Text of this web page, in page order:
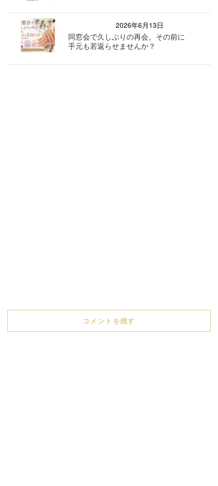
2026年6月13日
同窓会で久しぶりの再会。その前に
手元も若返らせませんか？
コメントを残す